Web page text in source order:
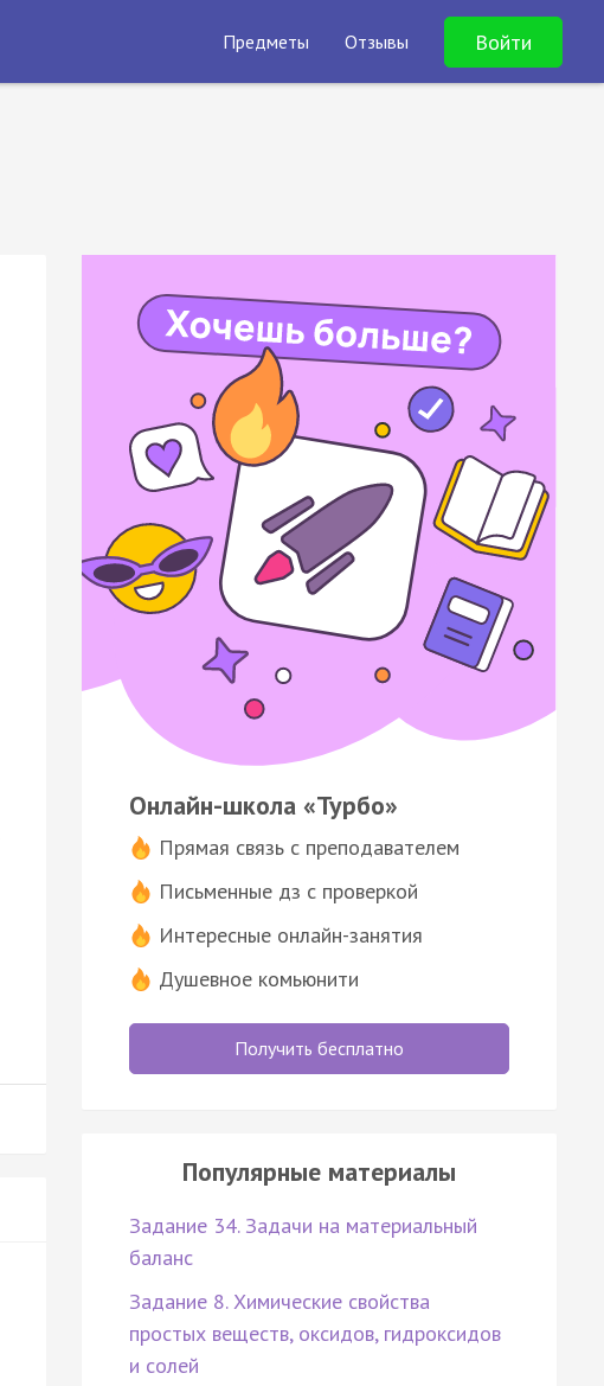
Предметы Отзывы Войти
Онлайн-школа «Турбо»
Прямая связь с преподавателем
Письменные дз с проверкой
Интересные онлайн-занятия
Душевное комьюнити
Получить бесплатно
Популярные материалы
Задание 34. Задачи на материальный
баланс
Задание 8. Химические свойства
простых веществ, оксидов, гидроксидов
и солей